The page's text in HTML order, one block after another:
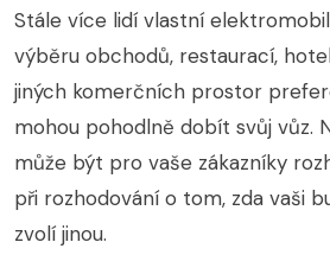
Stále více lidí vlastní
výběru obchodů, restaurací,
jiných komerčních prostor
mohou pohodlně dobít svůj vůz.
může být pro vaše zákazníky
při rozhodování o tom, zda vaši
zvolí jinou.